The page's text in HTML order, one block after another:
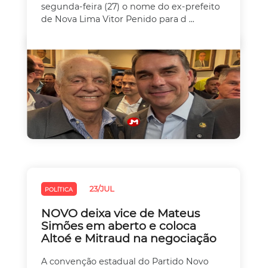
segunda-feira (27) o nome do ex-prefeito
de Nova Lima Vitor Penido para d ...
POLÍTICA 23/JUL
NOVO deixa vice de Mateus
Simões em aberto e coloca
Altoé e Mitraud na negociação
A convenção estadual do Partido Novo